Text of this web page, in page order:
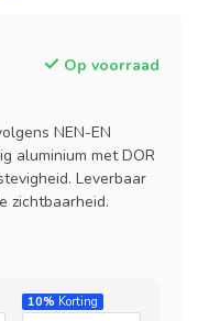
Op voorraad
NEN-EN
aluminium met DOR
Leverbaar
zichtbaarheid.
10% Korting